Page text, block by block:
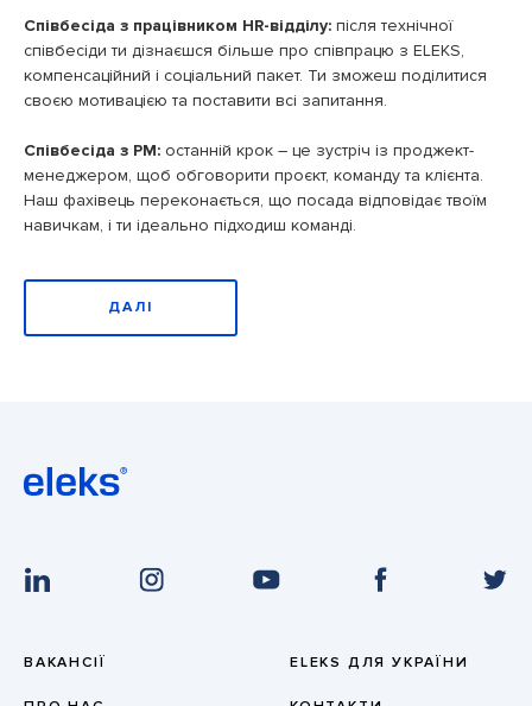
Співбесіда з працівником HR-відділу: після технічної
співбесіди ти дізнаєшся більше про співпрацю з ELEKS,
компенсаційний і соціальний пакет. Ти зможеш поділитися
своєю мотивацією та поставити всі запитання.
Співбесіда з PM: останній крок – це зустріч із проджект-
менеджером, щоб обговорити проєкт, команду та клієнта.
Наш фахівець переконається, що посада відповідає твоїм
навичкам, і ти ідеально підходиш команді.
ДАЛІ
ВАКАНСІЇ ELEKS ДЛЯ УКРАЇНИ